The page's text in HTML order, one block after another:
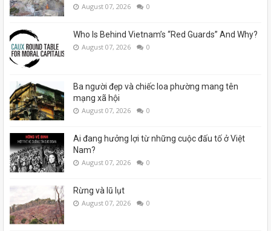
August 07, 2026 0
Who Is Behind Vietnam’s “Red Guards” And Why?
August 07, 2026 0
Ba người đẹp và chiếc loa phường mang tên
mạng xã hội
August 07, 2026 0
Ai đang hưởng lợi từ những cuộc đấu tố ở Việt
Nam?
August 07, 2026 0
Rừng và lũ lụt
August 07, 2026 0